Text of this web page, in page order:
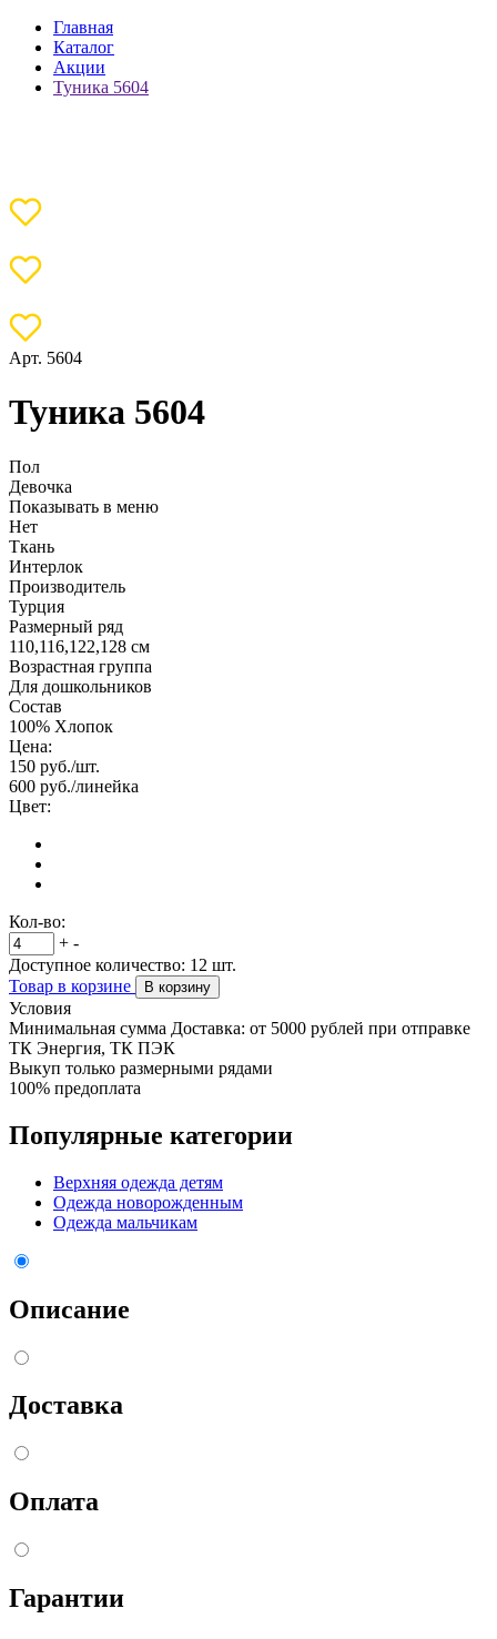
Главная
Каталог
Акции
Туника 5604
Арт. 5604
Туника 5604
Пол
Девочка
Показывать в меню
Нет
Ткань
Интерлок
Производитель
Турция
Размерный ряд
110,116,122,128 см
Возрастная группа
Для дошкольников
Состав
100% Хлопок
Цена:
150 руб./шт.
600 руб./линейка
Цвет:
Кол-во:
+ -
Доступное количество: 12 шт.
Товар в корзине
В корзину
Условия
Минимальная сумма Доставка: от 5000 рублей при отправке
ТК Энергия, ТК ПЭК
Выкуп только размерными рядами
100% предоплата
Популярные категории
Верхняя одежда детям
Одежда новорожденным
Одежда мальчикам
Описание
Доставка
Оплата
Гарантии